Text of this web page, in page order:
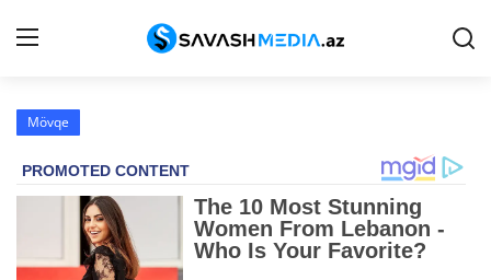
Haqqımızda
Peşə etikası
Mövqe